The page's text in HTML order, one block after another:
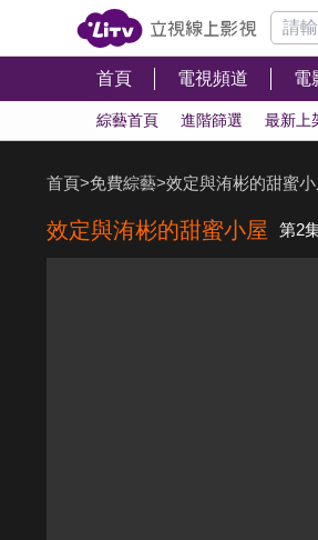
首頁 電視頻道 電
綜藝首頁 進階篩選 最新上
首頁>免費綜藝>效定與洧彬的甜蜜小
效定與洧彬的甜蜜小屋 第2